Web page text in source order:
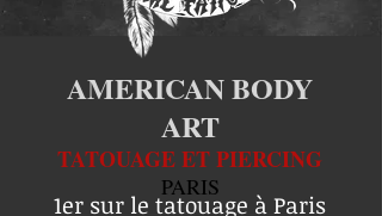
AMERICAN BODY
ART
TATOUAGE ET PIERCING
PARIS
1er sur le tatouage à Paris